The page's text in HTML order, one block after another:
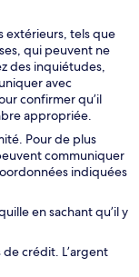
extérieurs, tels que
qui peuvent ne
des inquiétudes,
avec
confirmer qu’il
appropriée.
Pour de plus
communiquer
indiquées
en sachant qu’il y
crédit. L’argent